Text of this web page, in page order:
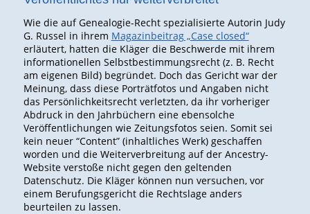
Wie die auf Genealogie-Recht spezialisierte Autorin Judy
G. Russel in ihrem Magazinbeitrag „Case closed“
erläutert, hatten die Kläger die Beschwerde mit ihrem
informationellen Selbstbestimmungsrecht (z. B. Recht
am eigenen Bild) begründet. Doch das Gericht war der
Meinung, dass diese Porträtfotos und Angaben nicht
das Persönlichkeitsrecht verletzten, da ihr vorheriger
Abdruck in den Jahrbüchern eine ebensolche
Veröffentlichungen wie Zeitungsfotos seien. Somit sei
kein neuer “Content” (inhaltliches Werk) geschaffen
worden und die Weiterverbreitung auf der Ancestry-
Website verstoße nicht gegen den geltenden
Datenschutz. Die Kläger können nun versuchen, vor
einem Berufungsgericht die Rechtslage anders
beurteilen zu lassen.